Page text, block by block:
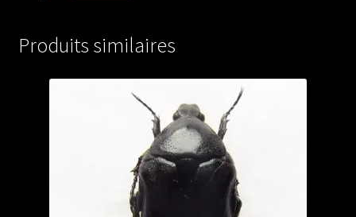
CHINA
Produits similaires